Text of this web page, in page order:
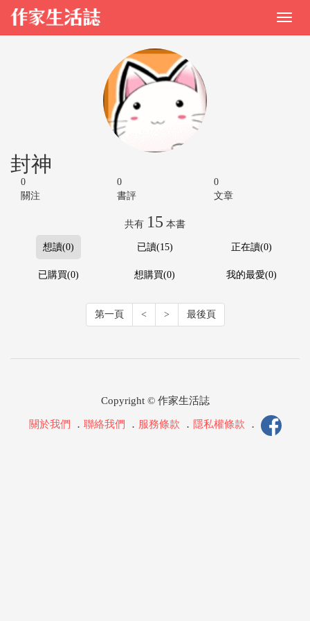
封神
0
關注
0
書評
0
文章
共有 15 本書
想讀(0) 已讀(15) 正在讀(0)
已購買(0) 想購買(0) 我的最愛(0)
第一頁 < > 最後頁
Copyright © 作家生活誌
關於我們 ． 聯絡我們 ． 服務條款 ． 隱私權條款 ．